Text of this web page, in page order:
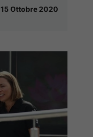
15 Ottobre 2020